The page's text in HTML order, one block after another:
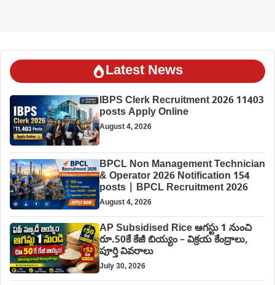
Latest News
IBPS Clerk Recruitment 2026 11403
posts Apply Online
August 4, 2026
BPCL Non Management Technician
& Operator 2026 Notification 154
posts | BPCL Recruitment 2026
August 4, 2026
AP Subsidised Rice ఆగస్టు 1 నుంచి
రూ.50కే కేజీ బియ్యం – విక్రయ కేంద్రాలు,
పూర్తి వివరాలు
July 30, 2026